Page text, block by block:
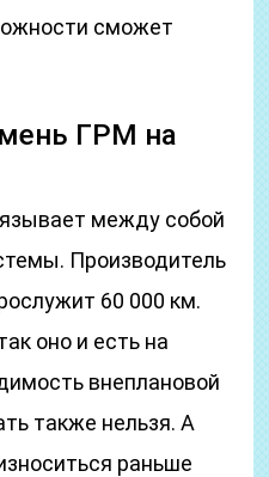
сможет
ГРМ на
между собой
Производитель
60 000 км.
оно и есть на
внеплановой
также нельзя. А
раньше